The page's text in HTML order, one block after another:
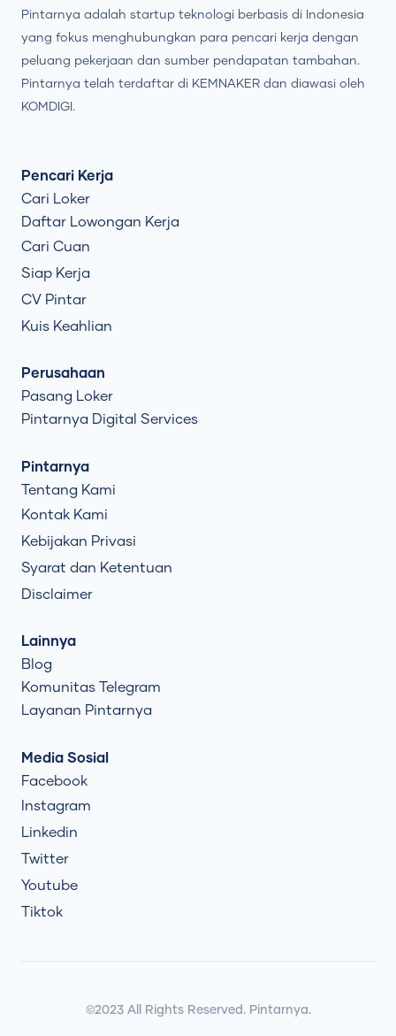
Pintarnya adalah startup teknologi berbasis di Indonesia
yang fokus menghubungkan para pencari kerja dengan
peluang pekerjaan dan sumber pendapatan tambahan.
Pintarnya telah terdaftar di KEMNAKER dan diawasi oleh
KOMDIGI.
Pencari Kerja
Cari Loker
Daftar Lowongan Kerja
Cari Cuan
Siap Kerja
CV Pintar
Kuis Keahlian
Perusahaan
Pasang Loker
Pintarnya Digital Services
Pintarnya
Tentang Kami
Kontak Kami
Kebijakan Privasi
Syarat dan Ketentuan
Disclaimer
Lainnya
Blog
Komunitas Telegram
Layanan Pintarnya
Media Sosial
Facebook
Instagram
Linkedin
Twitter
Youtube
Tiktok
©2023 All Rights Reserved. Pintarnya.